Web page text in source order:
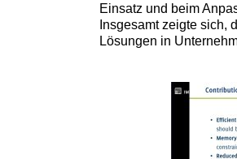
Einsatz und beim
Insgesamt zeigte sich,
Lösungen in